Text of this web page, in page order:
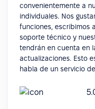
convenientemente a
individuales. Nos
funciones, escribimos
soporte técnico y
tendrán en cuenta en
actualizaciones. Esto
habla de un servicio